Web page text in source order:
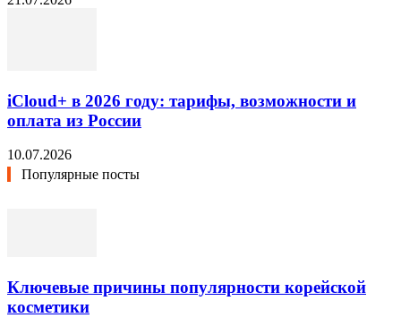
iCloud+ в 2026 году: тарифы, возможности и
оплата из России
10.07.2026
Популярные посты
Ключевые причины популярности корейской
косметики